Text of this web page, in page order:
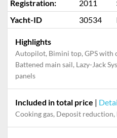
Registration:
2011
Yacht-ID
30534
Highlights
Autopilot, Bimini top, GPS with
Battened main sail, Lazy-Jack
panels
Included in total price |
Cooking gas, Deposit reduction, Dinghy, Final cleaning, Mooring in home